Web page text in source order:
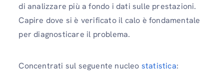
di analizzare più a fondo i dati sulle prestazioni.
Capire dove si è verificato il calo è fondamentale
per diagnosticare il problema.
Concentrati sul seguente nucleo statistica: